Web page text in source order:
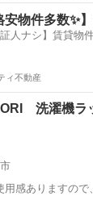
ノ関駅 収納家
安物件多数✨
証人ナシ】賃貸物
ィ不動産
洗濯機ラ
感ありますので